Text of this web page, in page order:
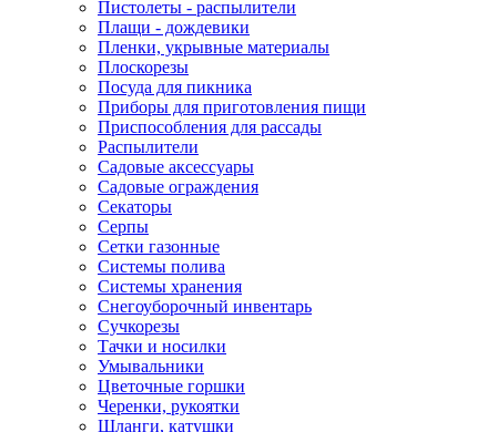
Пистолеты - распылители
Плащи - дождевики
Пленки, укрывные материалы
Плоскорезы
Посуда для пикника
Приборы для приготовления пищи
Приспособления для рассады
Распылители
Садовые аксессуары
Садовые ограждения
Секаторы
Серпы
Сетки газонные
Системы полива
Системы хранения
Снегоуборочный инвентарь
Сучкорезы
Тачки и носилки
Умывальники
Цветочные горшки
Черенки, рукоятки
Шланги, катушки